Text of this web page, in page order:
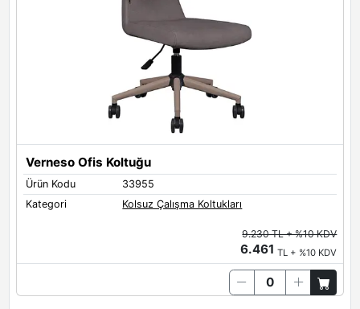
Metal Ayak Renkleri
Siyah Antrasit
Verneso Ofis Koltuğu
Ürün Kodu
33955
Kategori
Kolsuz Çalışma Koltukları
9.230 TL + %10 KDV
6.461TL + %10 KDV